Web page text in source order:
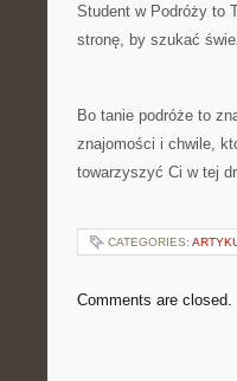
Student w Podróży to
stronę, by szukać
Bo tanie podróże to
znajomości i chwile,
towarzyszyć Ci w tej
CATEGORIES:
Comments are closed.